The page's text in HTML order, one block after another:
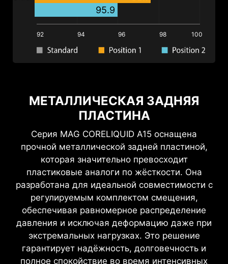
95.9
92 94 96 98 100
МЕТАЛЛИЧЕСКАЯ ЗАДНЯЯ
ПЛАСТИНА
Серия MAG CORELIQUID A15 оснащена
прочной металлической задней пластиной,
которая значительно превосходит
пластиковые аналоги по жёсткости. Она
разработана для идеальной совместимости с
регулируемым комплектом смещения,
обеспечивая равномерное распределение
давления и исключая деформацию даже при
экстремальных нагрузках. Это решение
гарантирует надёжность, долговечность и
полное спокойствие во время интенсивных